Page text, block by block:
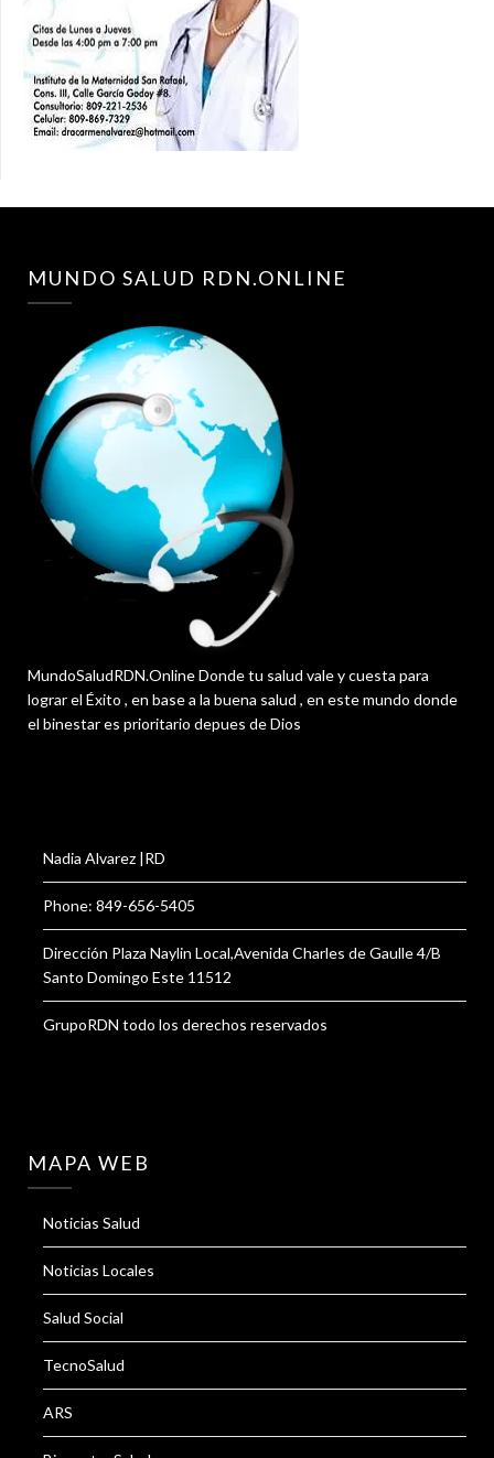
MUNDO SALUD RDN.ONLINE
MundoSaludRDN.Online Donde tu salud vale y cuesta para
lograr el Éxito , en base a la buena salud , en este mundo donde
el binestar es prioritario depues de Dios
Nadia Alvarez |RD
Phone: 849-656-5405
Dirección Plaza Naylin Local,Avenida Charles de Gaulle 4/B
Santo Domingo Este 11512
GrupoRDN todo los derechos reservados
MAPA WEB
Noticias Salud
Noticias Locales
Salud Social
TecnoSalud
ARS